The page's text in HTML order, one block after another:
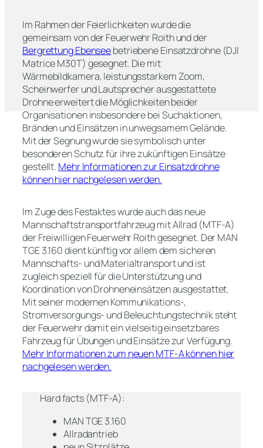
Im Rahmen der Feierlichkeiten wurde die
gemeinsam von der Feuerwehr Roith und der
Bergrettung Ebenseebetriebene Einsatzdrohne (DJI
Matrice M30T) gesegnet. Die mit
Wärmebildkamera, leistungsstarkem Zoom,
Scheinwerfer und Lautsprecher ausgestattete
Drohne erweitert die Möglichkeiten beider
Organisationen insbesondere bei Suchaktionen,
Bränden und Einsätzen in unwegsamem Gelände.
Mit der Segnung wurde sie symbolisch unter
besonderen Schutz für ihre zukünftigen Einsätze
gestellt. Mehr Informationen zur Einsatzdrohne
können hier nachgelesen werden.
Im Zuge des Festaktes wurde auch das neue
Mannschaftstransportfahrzeug mit Allrad (MTF-A)
der Freiwilligen Feuerwehr Roith gesegnet. Der MAN
TGE 3.160 dient künftig vor allem dem sicheren
Mannschafts- und Materialtransport und ist
zugleich speziell für die Unterstützung und
Koordination von Drohneneinsätzen ausgestattet.
Mit seiner modernen Kommunikations-,
Stromversorgungs- und Beleuchtungstechnik steht
der Feuerwehr damit ein vielseitig einsetzbares
Fahrzeug für Übungen und Einsätze zur Verfügung.
Mehr Informationen zum neuen MTF-A können hier
nachgelesen werden.
Hard facts (MTF-A):
MAN TGE 3.160
Allradantrieb